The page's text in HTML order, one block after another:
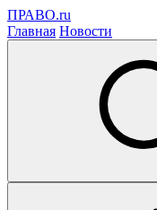
ПРАВО.ru
Главная Новости